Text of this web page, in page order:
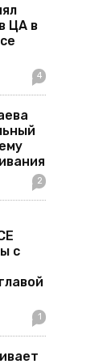
ЦА в
4
2
с
1